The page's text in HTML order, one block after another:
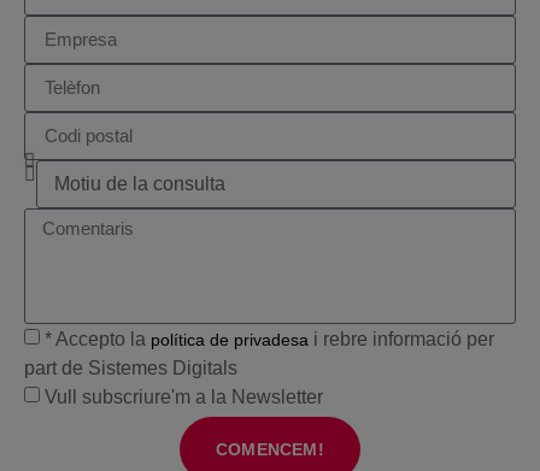
* Accepto la política de privadesa i rebre informació per
part de Sistemes Digitals
Vull subscriure'm a la Newsletter
COMENCEM!